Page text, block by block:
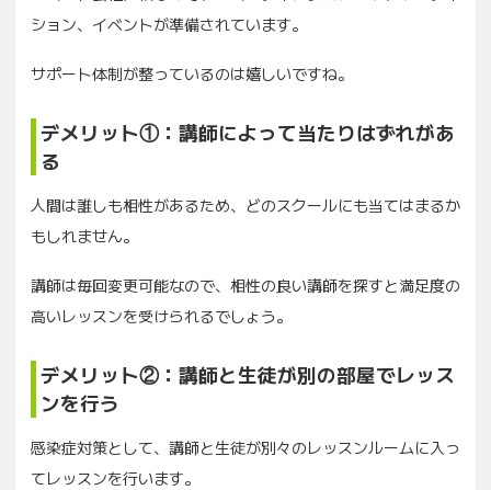
ション、イベントが準備されています。
サポート体制が整っているのは嬉しいですね。
デメリット①：講師によって当たりはずれがあ
る
人間は誰しも相性があるため、どのスクールにも当てはまるか
もしれません。
講師は毎回変更可能なので、相性の良い講師を探すと満足度の
高いレッスンを受けられるでしょう。
デメリット②：講師と生徒が別の部屋でレッス
ンを行う
感染症対策として、講師と生徒が別々のレッスンルームに入っ
てレッスンを行います。